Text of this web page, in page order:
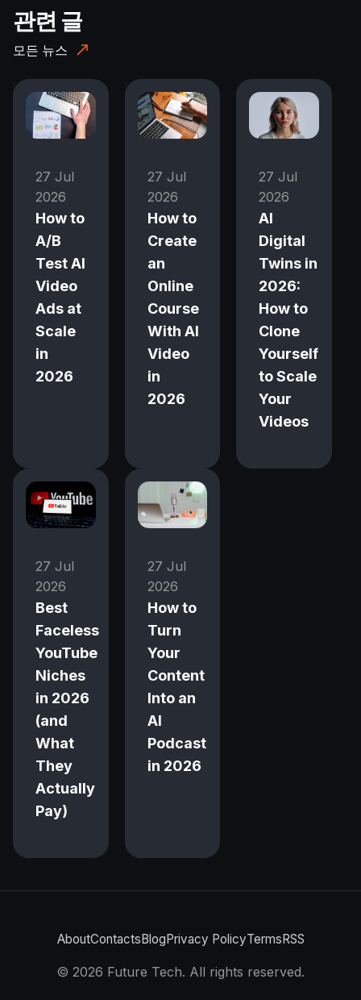
관련 글
모든 뉴스
27 Jul
2026
How to
A/B
Test AI
Video
Ads at
Scale
in
2026
27 Jul
2026
How to
Create
an
Online
Course
With AI
Video
in
2026
27 Jul
2026
AI
Digital
Twins in
2026:
How to
Clone
Yourself
to Scale
Your
Videos
27 Jul
2026
Best
Faceless
YouTube
Niches
in 2026
(and
What
They
Actually
Pay)
27 Jul
2026
How to
Turn
Your
Content
Into an
AI
Podcast
in 2026
AboutContactsBlogPrivacy PolicyTermsRSS
© 2026 Future Tech. All rights reserved.